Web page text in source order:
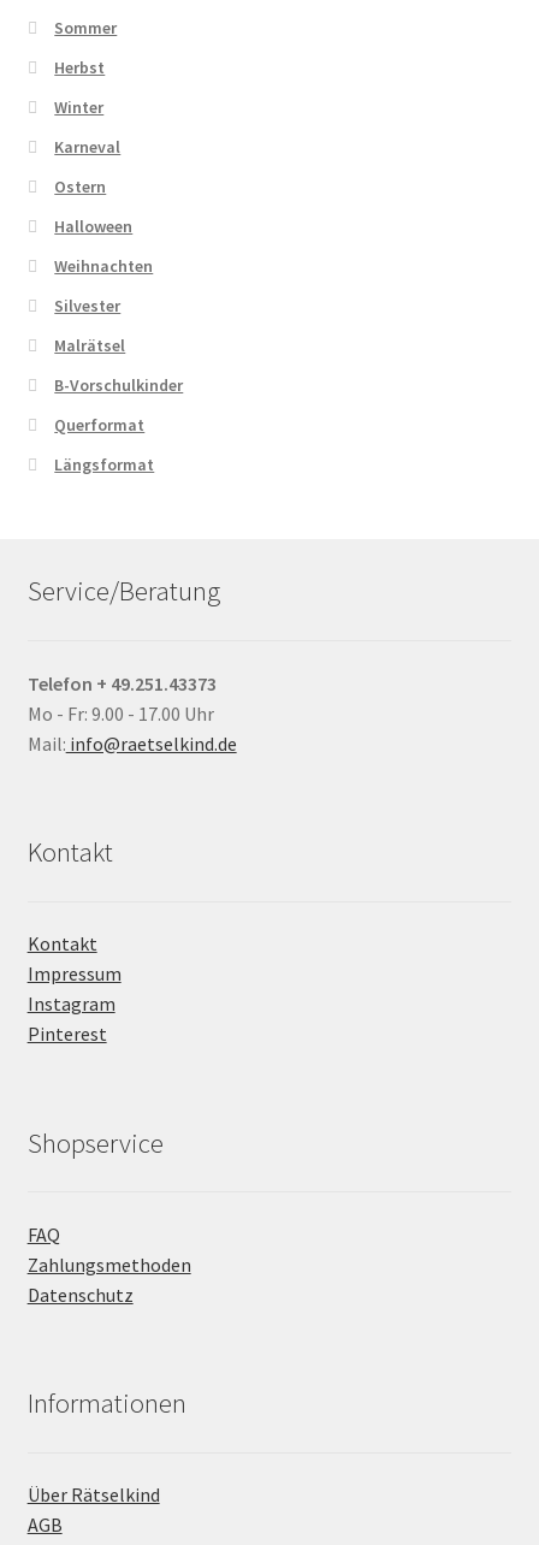
Sommer
Herbst
Winter
Karneval
Ostern
Halloween
Weihnachten
Silvester
Malrätsel
B-Vorschulkinder
Querformat
Längsformat
Service/Beratung
Telefon + 49.251.43373
Mo - Fr: 9.00 - 17.00 Uhr
Mail: info@raetselkind.de
Kontakt
Kontakt
Impressum
Instagram
Pinterest
Shopservice
FAQ
Zahlungsmethoden
Datenschutz
Informationen
Über Rätselkind
AGB